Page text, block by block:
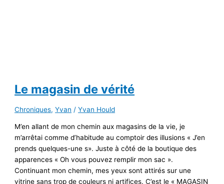
Le magasin de vérité
Chroniques,Yvan /Yvan Hould
M’en allant de mon chemin aux magasins de la vie, je
m’arrêtai comme d’habitude au comptoir des illusions « J’en
prends quelques-une s». Juste à côté de la boutique des
apparences « Oh vous pouvez remplir mon sac ».
Continuant mon chemin, mes yeux sont attirés sur une
vitrine sans trop de couleurs ni artifices. C’est le « MAGASIN